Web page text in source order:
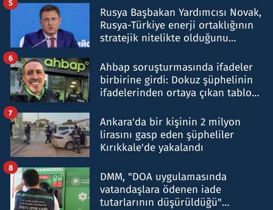
Rusya Başbakan Yardımcısı Novak,
Rusya-Türkiye enerji ortaklığının
stratejik nitelikte olduğunu
5
Ahbap soruşturmasında ifadeler
birbirine girdi: Dokuz şüphelinin
ifadelerinden ortaya çıkan tablo
6
Ankara'da bir kişinin 2 milyon
lirasını gasp eden şüpheliler
Kırıkkale'de yakalandı
7
DMM, "DOA uygulamasında
vatandaşlara ödenen iade
tutarlarının düşürüldüğü"
8